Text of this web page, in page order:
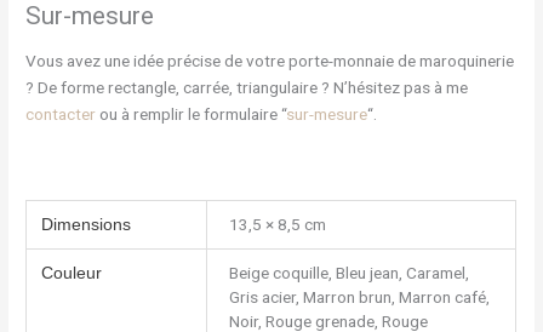
Sur-mesure
Vous avez une idée précise de votre porte-monnaie de maroquinerie
? De forme rectangle, carrée, triangulaire ? N’hésitez pas à me
contacter ou à remplir le formulaire “sur-mesure“.
Dimensions 13,5 × 8,5 cm
Couleur
Beige coquille, Bleu jean, Caramel,
Gris acier, Marron brun, Marron café,
Noir, Rouge grenade, Rouge